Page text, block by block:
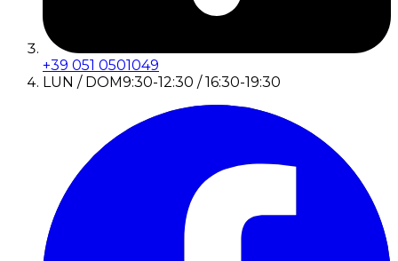
+39 051 0501049
LUN / DOM9:30-12:30 / 16:30-19:30